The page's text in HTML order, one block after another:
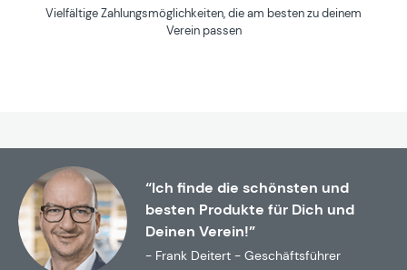
Vielfältige Zahlungsmöglichkeiten, die am besten zu deinem
Verein passen
“Ich finde die schönsten und
besten Produkte für Dich und
Deinen Verein!”
- Frank Deitert - Geschäftsführer